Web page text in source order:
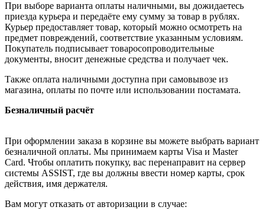
При выборе варианта оплаты наличными, вы дожидаетесь
приезда курьера и передаёте ему сумму за товар в рублях.
Курьер предоставляет товар, который можно осмотреть на
предмет повреждений, соответствие указанным условиям.
Покупатель подписывает товаросопроводительные
документы, вносит денежные средства и получает чек.
Также оплата наличными доступна при самовывозе из
магазина, оплаты по почте или использовании постамата.
Безналичный расчёт
При оформлении заказа в корзине вы можете выбрать вариант
безналичной оплаты. Мы принимаем карты Visa и Master
Card. Чтобы оплатить покупку, вас перенаправит на сервер
системы ASSIST, где вы должны ввести номер карты, срок
действия, имя держателя.
Вам могут отказать от авторизации в случае: